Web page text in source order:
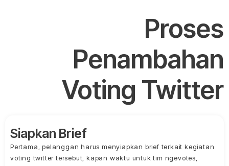
Proses
Penambahan
Voting Twitter
Siapkan Brief
Pertama, pelanggan harus menyiapkan brief terkait kegiatan
voting twitter tersebut, kapan waktu untuk tim ngevotes,